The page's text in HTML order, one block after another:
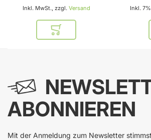
Inkl. MwSt., zzgl. Versand
In den Warenkorb
Inkl.
ABONNIEREN
Mit der Anmeldung zum Newsletter